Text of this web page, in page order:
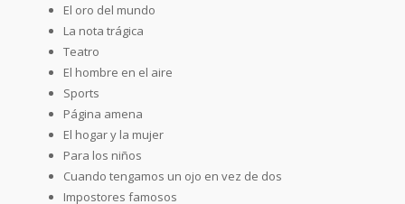
El oro del mundo
La nota trágica
Teatro
El hombre en el aire
Sports
Página amena
El hogar y la mujer
Para los niños
Cuando tengamos un ojo en vez de dos
Impostores famosos